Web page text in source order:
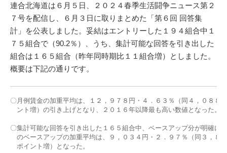
連合北海道は６月５日、２０２４春季生活闘争ニュース第２
７号を配信し、６月３日に取りまとめた「第６回 回答集
計」を公表しました。妥結はエントリーした１９４組合中１
７５組合で（90.2％）、うち、集計可能な回答を引き出した
組合は１６５組合（昨年同時期比１１組合増）としました。
概要は下記の通りです。
〇月例賃金の加重平均は、１２，９７８円・４．６３％（同４，０８８
ント増）の引き上げとなり、２０１６年以降最も高い数値となった。
〇集計可能な回答を引き出した１６５組合中、ベースアップ分が明確に
のベースアップの加重平均は、９，０３４円・２．９７％（同３，８
ポイント増）となった。